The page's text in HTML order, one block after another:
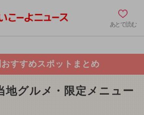
あとで読む
すすめスポットまとめ
地グルメ・限定メニュー